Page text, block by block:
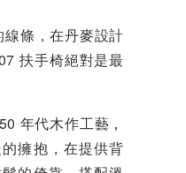
條，在丹麥設計
扶手椅絕對是最
年代木作工藝，
擁抱，在提供背